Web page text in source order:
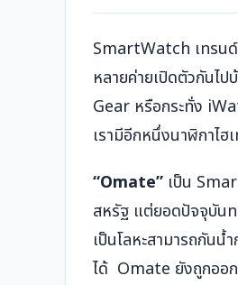
SmartWatch เทรน
หลายค่ายเปิดตัวกันไ
Gear หรือกระทั่ง
เรามีอีกหนึ่งนาฬิกาไ
“Omate” เป็น
สหรัฐ แต่ยอดปัจจุบัน
เป็นโลหะสามารถกัน
ได้ Omate ยังถูกออก